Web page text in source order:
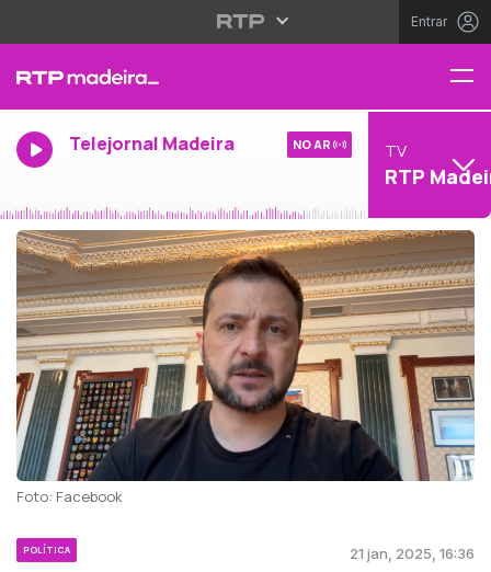
Entrar
Telejornal Madeira NO AR TV
RTP
Foto: Facebook
POLÍTICA 21 jan, 2025, 16:36